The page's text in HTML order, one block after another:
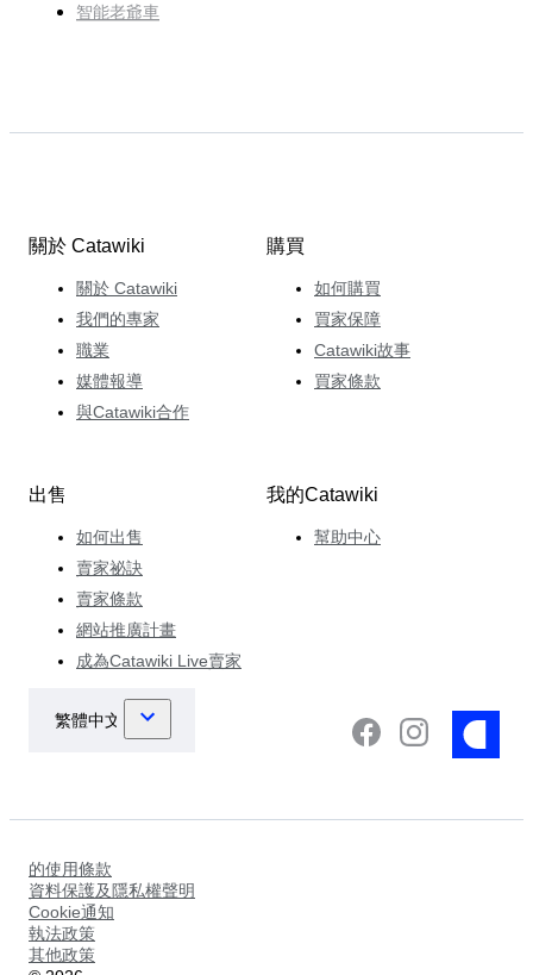
智能老爺車
關於 Catawiki
關於 Catawiki
我們的專家
職業
媒體報導
與Catawiki合作
購買
如何購買
買家保障
Catawiki故事
買家條款
出售
如何出售
賣家祕訣
賣家條款
網站推廣計畫
成為Catawiki Live賣家
我的Catawiki
幫助中心
的使用條款
資料保護及隱私權聲明
Cookie通知
執法政策
其他政策